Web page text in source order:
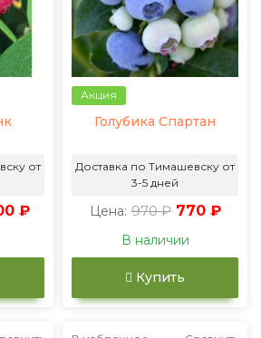
от
₽
Акция
Голубика Спартан
Доставка по Тимашевску от
3-5 дней
Цена: 970 ₽ 770 ₽
В наличии
Купить